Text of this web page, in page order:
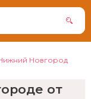
Новгород
от